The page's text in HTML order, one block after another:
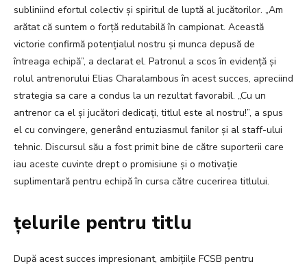
subliniind efortul colectiv și spiritul de luptă al jucătorilor. „Am
arătat că suntem o forță redutabilă în campionat. Această
victorie confirmă potențialul nostru și munca depusă de
întreaga echipă”, a declarat el. Patronul a scos în evidență și
rolul antrenorului Elias Charalambous în acest succes, apreciind
strategia sa care a condus la un rezultat favorabil. „Cu un
antrenor ca el și jucători dedicați, titlul este al nostru!”, a spus
el cu convingere, generând entuziasmul fanilor și al staff-ului
tehnic. Discursul său a fost primit bine de către suporterii care
iau aceste cuvinte drept o promisiune și o motivație
suplimentară pentru echipă în cursa către cucerirea titlului.
țelurile pentru titlu
După acest succes impresionant, ambițiile FCSB pentru